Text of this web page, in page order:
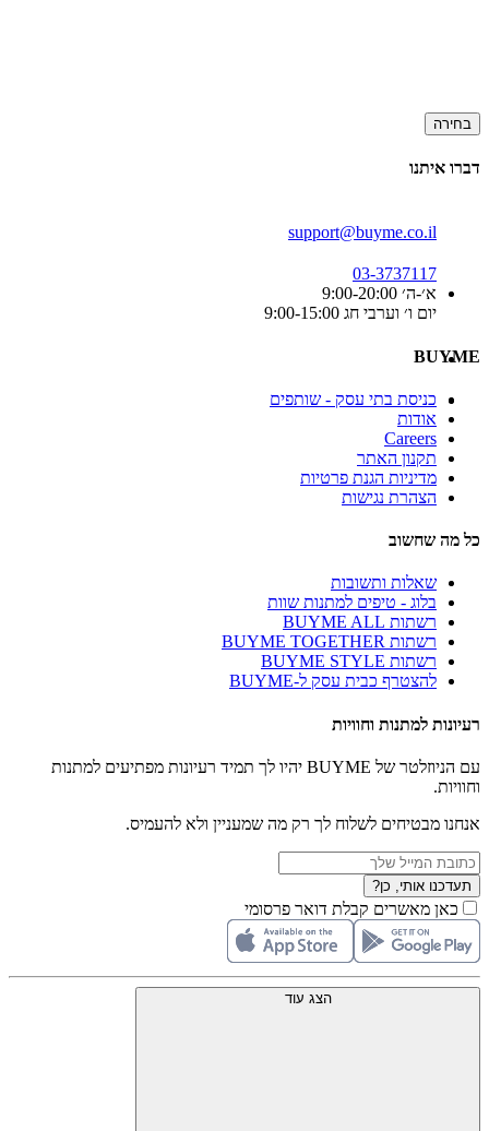
בחירה
דברו איתנו
support@buyme.co.il
03-3737117
א׳-ה׳ 9:00-20:00
יום ו׳ וערבי חג 9:00-15:00
BUYME
כניסת בתי עסק - שותפים
אודות
Careers
תקנון האתר
מדיניות הגנת פרטיות
הצהרת נגישות
כל מה שחשוב
שאלות ותשובות
בלוג - טיפים למתנות שוות
רשתות BUYME ALL
רשתות BUYME TOGETHER
רשתות BUYME STYLE
להצטרף כבית עסק ל-BUYME
רעיונות למתנות וחוויות
עם הניוזלטר של BUYME יהיו לך תמיד רעיונות מפתיעים למתנות
וחוויות.
אנחנו מבטיחים לשלוח לך רק מה שמעניין ולא להעמיס.
תעדכנו אותי, כן?
כאן מאשרים קבלת דואר פרסומי
הצג עוד